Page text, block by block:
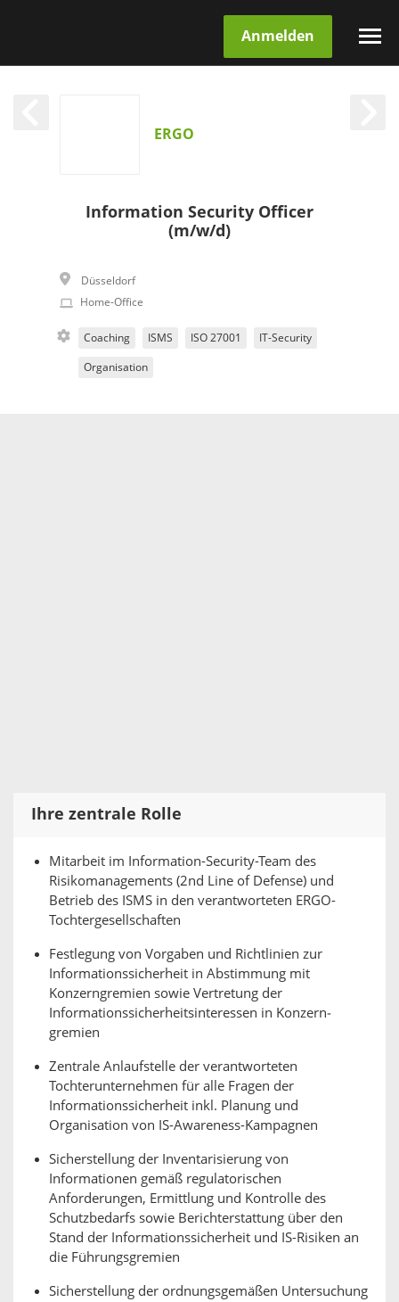
Anmelden
ERGO
Information Security Officer
(m/w/d)
Düsseldorf
Home-Office
Coaching ISMS ISO 27001 IT-Security
Organisation
Ihre zentrale Rolle
Mitarbeit im Information-Security-Team des
Risikomanagements (2nd Line of Defense) und
Betrieb des ISMS in den verantworteten ERGO-
Tochtergesellschaften
Festlegung von Vorgaben und Richtlinien zur
Informationssicherheit in Abstimmung mit
Konzerngremien sowie Vertretung der
Informationssicherheitsinteressen in Konzern­
gremien
Zentrale Anlaufstelle der verantworteten
Tochterunternehmen für alle Fragen der
Informationssicherheit inkl. Planung und
Organisation von IS-Awareness-Kampagnen
Sicherstellung der Inventarisierung von
Informationen gemäß regulatorischen
Anforderungen, Ermittlung und Kontrolle des
Schutzbedarfs sowie Berichterstattung über den
Stand der Informationssicherheit und IS-Risiken an
die Führungsgremien
Sicherstellung der ordnungsgemäßen Untersuchung